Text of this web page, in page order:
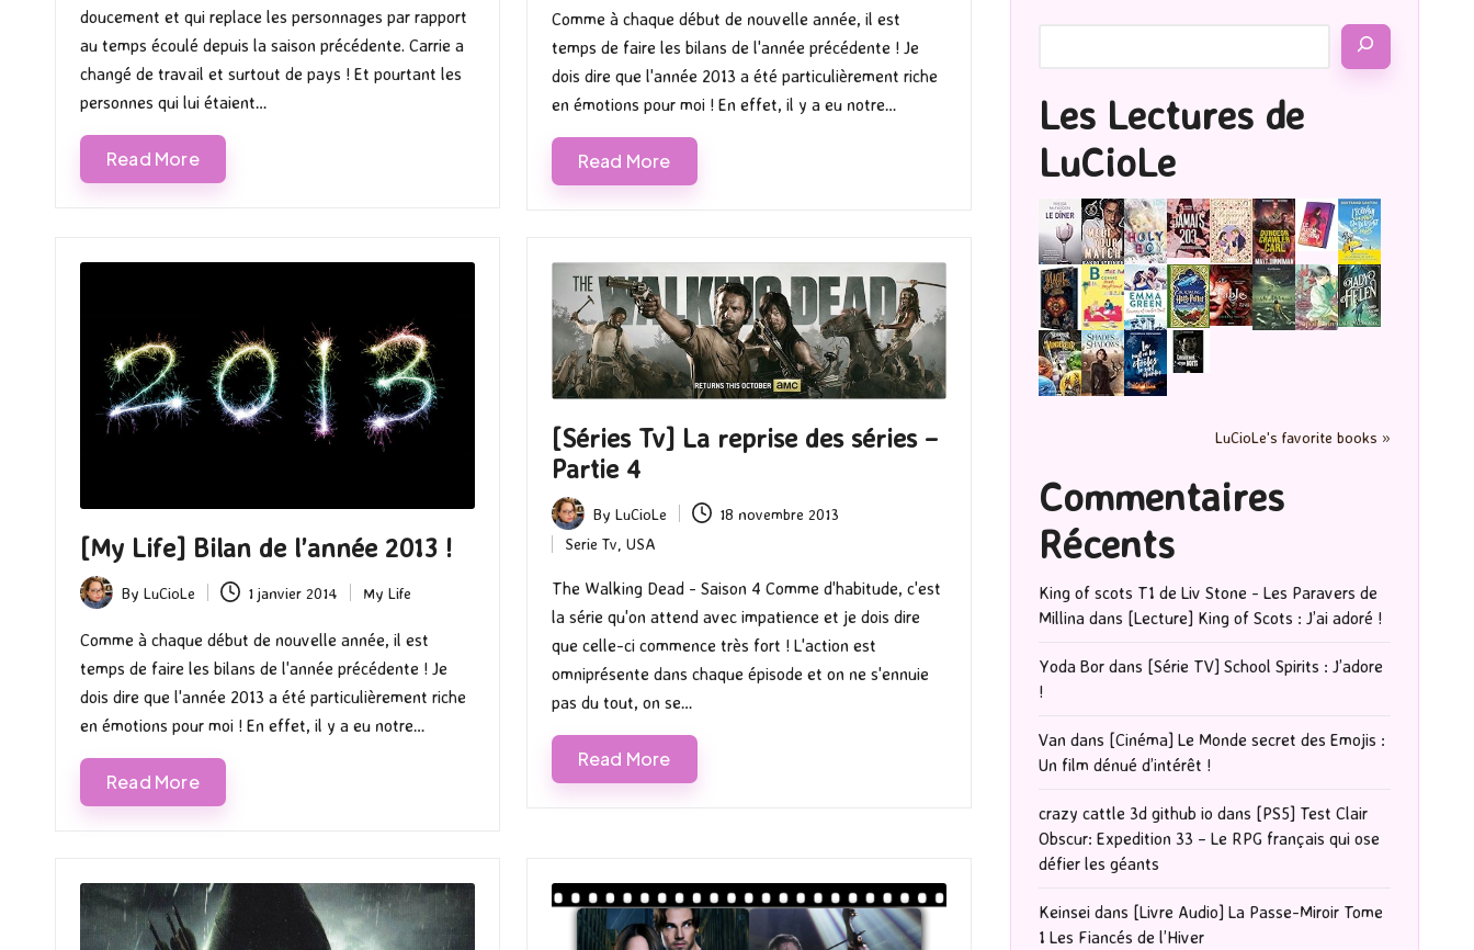
doucement et qui replace les personnages par rapport
au temps écoulé depuis la saison précédente. Carrie a
changé de travail et surtout de pays ! Et pourtant les
personnes qui lui étaient…
Read More
by
in
Comme à chaque début de nouvelle année, il est
temps de faire les bilans de l'année précédente ! Je
dois dire que l'année 2013 a été particulièrement riche
en émotions pour moi ! En effet, il y a eu notre…
Read More
[My Life] Bilan de l’année 2013 !
Posted
by
By LuCioLe 1 janvier 2014
Posted
in
My Life
Comme à chaque début de nouvelle année, il est
temps de faire les bilans de l'année précédente ! Je
dois dire que l'année 2013 a été particulièrement riche
en émotions pour moi ! En effet, il y a eu notre…
Read More
[Séries Tv] La reprise des séries –
Partie 4
Posted
by
By LuCioLe 18 novembre 2013
Posted
in
Serie Tv USA
The Walking Dead - Saison 4 Comme d'habitude, c'est
la série qu'on attend avec impatience et je dois dire
que celle-ci commence très fort ! L'action est
omniprésente dans chaque épisode et on ne s'ennuie
pas du tout, on se…
Read More
Les Lectures de
LuCioLe
LuCioLe's favorite books »
Commentaires
Récents
King of scots T1 de Liv Stone - Les Paravers de
Millinadans [Lecture] King of Scots : J’ai adoré !
Yoda Bordans [Série TV] School Spirits : J’adore
!
Van dans [Cinéma] Le Monde secret des Emojis :
Un film dénué d’intérêt !
crazy cattle 3d github io dans [PS5] Test Clair
Obscur: Expedition 33 – Le RPG français qui ose
défier les géants
Keinseidans [Livre Audio] La Passe-Miroir Tome
1 Les Fiancés de l’Hiver